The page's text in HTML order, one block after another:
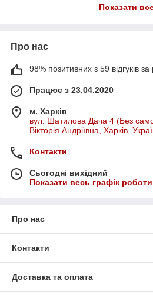
проконсультуйтесь з лікарем,
Домашні апарати та професійні
ефективність і зручність
хвильовий апарат для
можна за доступною ціною.
масажери доступні в Україні,
містах.
Показати
Про нас
98% позитивних з 59 відгуків за
Працює з 23.04.2020
м. Харків
вул. Шатилова Дача 4 (Без
Вікторія Андріївна, Харків,
Контакти
Сьогодні вихідний
Показати весь графік роботи
Про нас
Контакти
Доставка та оплата